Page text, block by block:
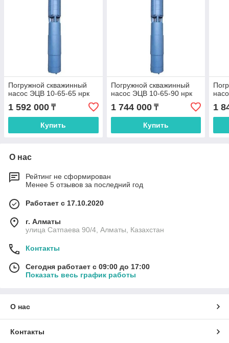
Погружной скважинный
насос ЭЦВ 10-65-65 нрк
1 592 000 ₸
Купить
Погружной скважинный
насос ЭЦВ 10-65-90 нрк
1 744 000₸
Купить
1
О нас
Рейтинг не сформирован
Менее 5 отзывов за последний год
Работает с 17.10.2020
г. Алматы
улица Сатпаева 90/4, Алматы, Казахстан
Контакты
Сегодня работает с 09:00 до 17:00
Показать весь график работы
О нас
Контакты